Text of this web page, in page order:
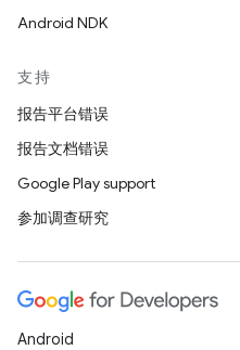
Android NDK
支持
报告平台错误
报告文档错误
Google Play support
参加调查研究
Android